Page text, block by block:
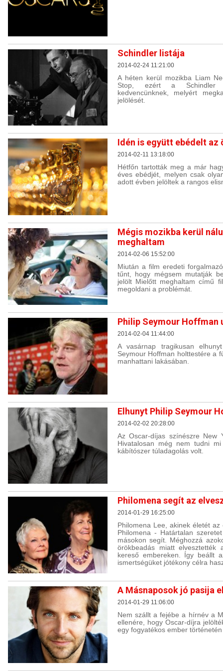
Schindler listája
2014-02-24 11:21:00
A héten kerül mozikba Liam
Stop, ezért a Schindler
kedvencünknek, melyért
jelölését.
Idén is együtt ebédelt az
2014-02-11 13:18:00
Hétfőn tartották meg a már
éves ebédjét, melyen csak
adott évben jelöltek a rangos
Mégis mozikba kerül
meghaltam
2014-02-06 15:52:00
Miután a film eredeti
tűnt, hogy mégsem mutatják
jelölt Mielőtt meghaltam című
megoldani a problémát.
Philip Seymour Hoffman
2014-02-04 11:44:00
A vasárnap tragikusan
Seymour Hoffman holttestére a
manhattani lakásában.
Elhunyt Philip Seymour
2014-02-02 20:28:00
Az Oscar-díjas színészre New
Hivatalosan még nem tudni
kábítószer túladagolás volt.
Philomena segít az
2014-01-29 16:25:00
Philomena Lee, akinek életét
Philomena - Határtalan
másokon segít. Méghozzá
örökbeadás miatt elvesztették
kereső embereken. Így beállt
ismertségüket jótékony célra
A Másnaposok jó pasija
2014-01-29 11:06:00
Nem szállt a fejébe a hírnév a
ellenére, hogy Oscar-díjra
egy fogyatékos ember